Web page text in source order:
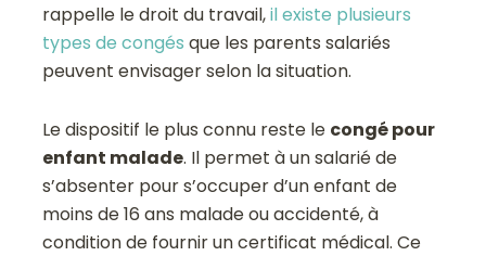
rappelle le droit du travail,il existe plusieurs
types de congés que les parents salariés
peuvent envisager selon la situation.
Le dispositif le plus connu reste le congé pour
enfant malade. Il permet à un salarié de
s’absenter pour s’occuper d’un enfant de
moins de 16 ans malade ou accidenté, à
condition de fournir un certificat médical. Ce